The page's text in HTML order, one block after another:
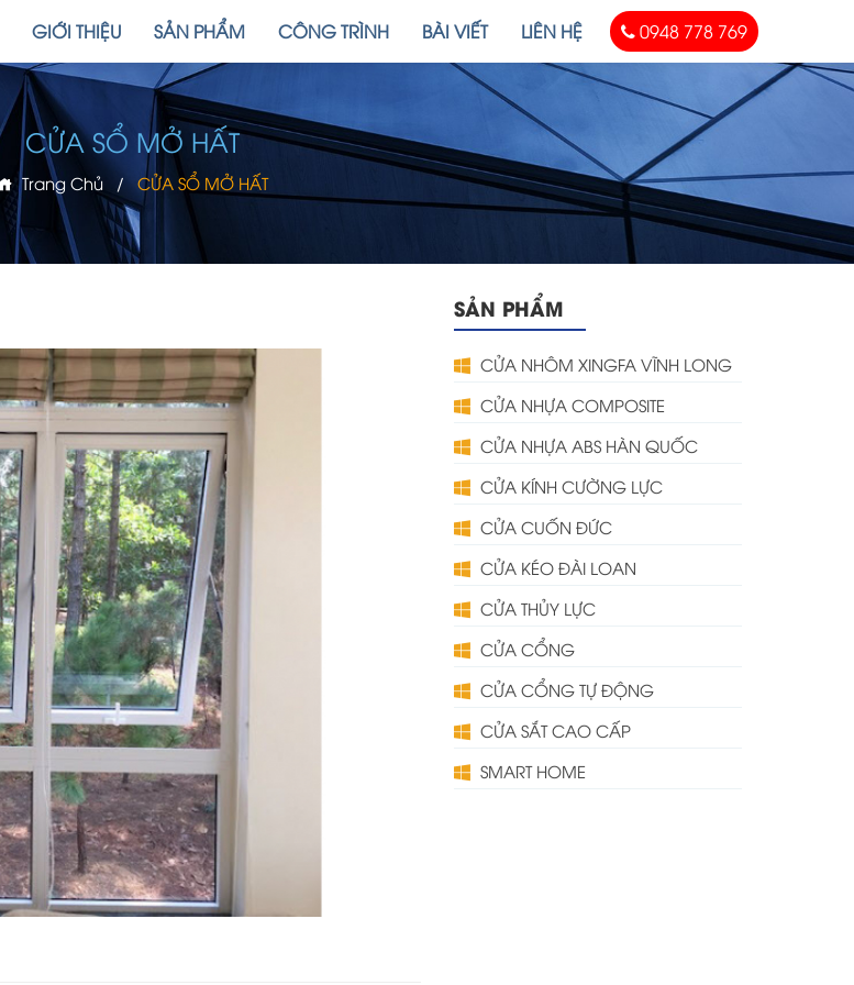
GIỚI THIỆU SẢN PHẨM CÔNG TRÌNH BÀI VIẾT LIÊN HỆ 0948 778 769
CỬA SỔ MỞ HẤT
Trang Chủ / CỬA SỔ MỞ HẤT
SẢN PHẨM
CỬA NHÔM XINGFA VĨNH LONG
CỬA NHỰA COMPOSITE
CỬA NHỰA ABS HÀN QUỐC
CỬA KÍNH CƯỜNG LỰC
CỬA CUỐN ĐỨC
CỬA KÉO ĐÀI LOAN
CỬA THỦY LỰC
CỬA CỔNG
CỬA CỔNG TỰ ĐỘNG
CỬA SẮT CAO CẤP
SMART HOME